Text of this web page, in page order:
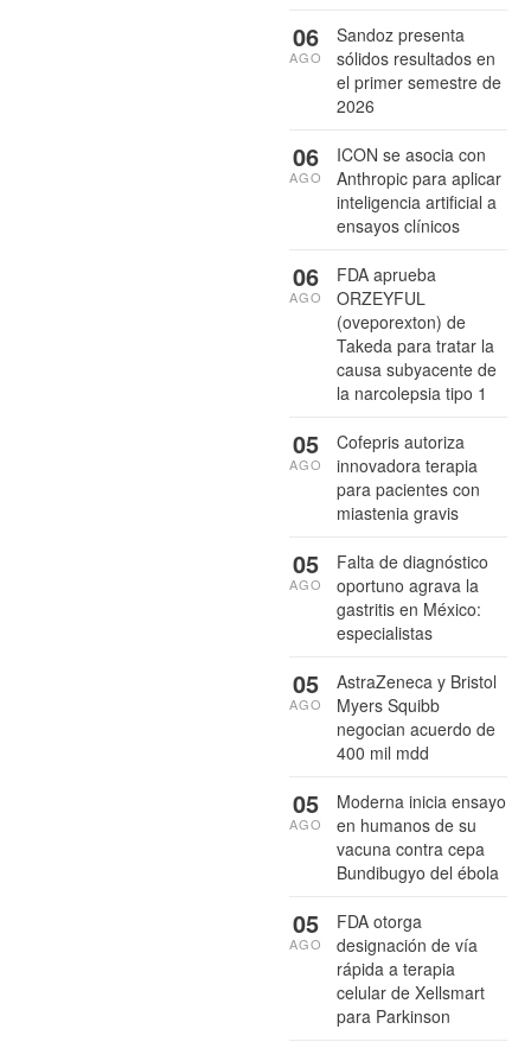
Sandoz presenta
sólidos resultados en
el primer semestre de
2026
06
AGO
ICON se asocia con
Anthropic para aplicar
inteligencia artificial a
ensayos clínicos
06
AGO
FDA aprueba
ORZEYFUL
(oveporexton) de
Takeda para tratar la
causa subyacente de
la narcolepsia tipo 1
06
AGO
Cofepris autoriza
innovadora terapia
para pacientes con
miastenia gravis
05
AGO
Falta de diagnóstico
oportuno agrava la
gastritis en México:
especialistas
05
AGO
AstraZeneca y Bristol
Myers Squibb
negocian acuerdo de
400 mil mdd
05
AGO
Moderna inicia ensayo
en humanos de su
vacuna contra cepa
Bundibugyo del ébola
05
AGO
FDA otorga
designación de vía
rápida a terapia
celular de Xellsmart
para Parkinson
05
AGO